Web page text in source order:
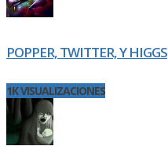
POPPER, TWITTER, Y HIGGS
1K VISUALIZACIONES